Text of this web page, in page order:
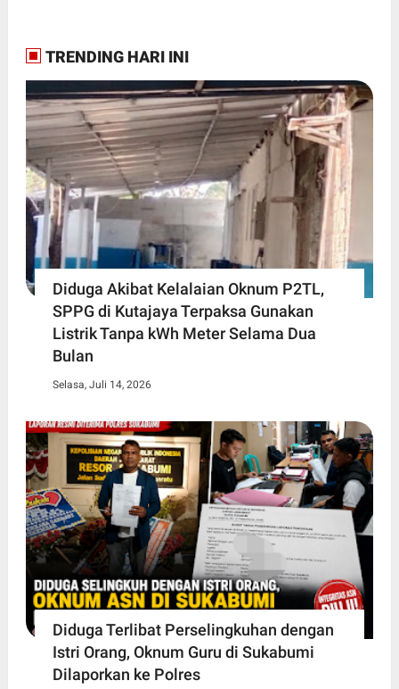
TRENDING HARI INI
Diduga Akibat Kelalaian Oknum P2TL,
SPPG di Kutajaya Terpaksa Gunakan
Listrik Tanpa kWh Meter Selama Dua
Bulan
Selasa, Juli 14, 2026
Diduga Terlibat Perselingkuhan dengan
Istri Orang, Oknum Guru di Sukabumi
Dilaporkan ke Polres